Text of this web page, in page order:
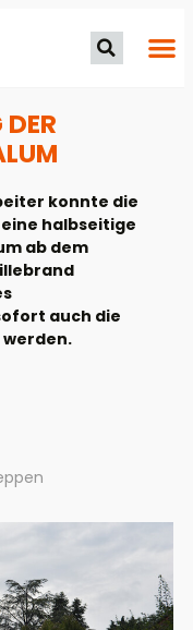
konnte die
halbseitige
ab dem
auch die